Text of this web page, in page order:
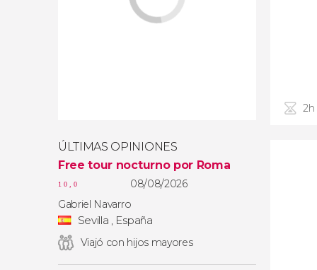
ÚLTIMAS OPINIONES
Free tour nocturno por Roma
10,0
08/08/2026
Gabriel Navarro
Sevilla , España
Viajó con hijos mayores
2h